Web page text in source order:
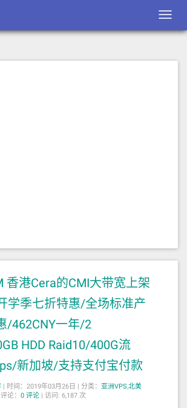
香港Cera的CMI大带宽上架
学季七折特惠/全场标准产
/462CNY一年/2
HDD Raid10/400G流
新加坡/支持支付宝付款
| 时间：2019年03月26日 | 分类： 亚洲VPS,北美
评论： 0 评论 | 访问: 6,187 次